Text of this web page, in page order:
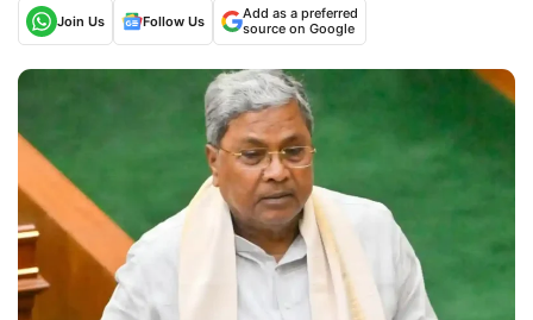
Join Us
Follow Us
Add as a preferred
source on Google